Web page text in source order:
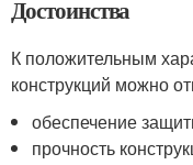
Достоинства
К положительным
конструкций можно
обеспечение
прочность